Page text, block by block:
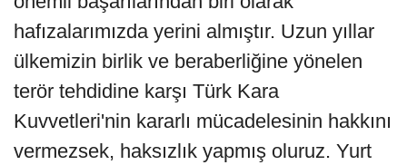
hafızalarımızda yerini almıştır. Uzun yıllar
ülkemizin birlik ve beraberliğine yönelen
terör tehdidine karşı Türk Kara
Kuvvetleri'nin kararlı mücadelesinin hakkını
vermezsek, haksızlık yapmış oluruz. Yurt